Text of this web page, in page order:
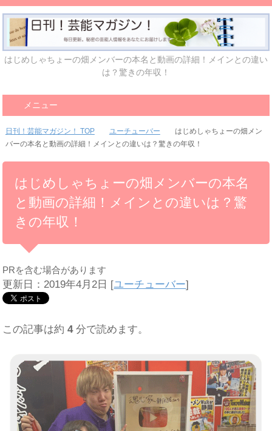
はじめしゃちょーの畑メンバーの本名と動画の詳細！メインとの違い
は？驚きの年収！
メニュー
日刊！芸能マガジン！ TOP ユーチューバー
はじめしゃちょーの畑メン
バーの本名と動画の詳細！メインとの違いは？驚きの年収！
はじめしゃちょーの畑メンバーの本名
と動画の詳細！メインとの違いは？驚
きの年収！
PRを含む場合があります
更新日：2019年4月2日 [ユーチューバー]
この記事は約4分で読めます。